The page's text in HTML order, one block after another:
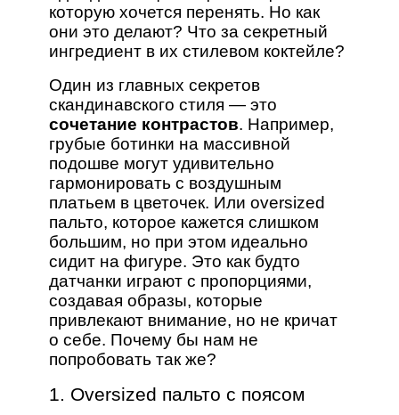
которую хочется перенять. Но как
они это делают? Что за секретный
ингредиент в их стилевом коктейле?
Один из главных секретов
скандинавского стиля — это
сочетание контрастов. Например,
грубые ботинки на массивной
подошве могут удивительно
гармонировать с воздушным
платьем в цветочек. Или oversized
пальто, которое кажется слишком
большим, но при этом идеально
сидит на фигуре. Это как будто
датчанки играют с пропорциями,
создавая образы, которые
привлекают внимание, но не кричат
о себе. Почему бы нам не
попробовать так же?
1. Oversized пальто с поясом